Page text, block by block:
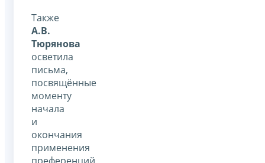
Также
А.В.
Тюрянова
осветила
письма,
посвящённые
моменту
начала
и
окончания
применения
преференций,